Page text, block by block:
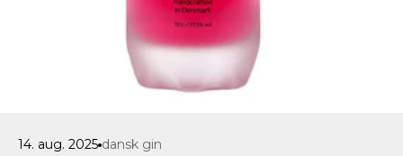
14. aug. 2025 dansk gin